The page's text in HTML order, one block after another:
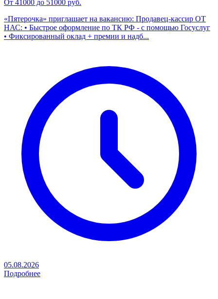
От 41000 до 51000 руб.
«Пятерочка» приглашает на вакансию: Продавец-кассир ОТ
НАС: • Быстрое оформление по ТК РФ - с помощью Госуслуг
• Фиксированный оклад + премии и надб...
05.08.2026
Подробнее